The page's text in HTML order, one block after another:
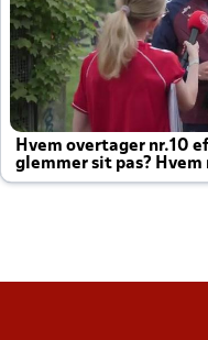
Hvem overtager nr.10
glemmer sit pas? Hvem
altid til efter kampe?